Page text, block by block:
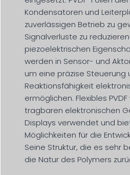
Kondensatoren und
zuverlässigen Betrieb zu
Signalverluste zu
piezoelektrischen
werden in Sensor- und
um eine präzise Steuerung
Reaktionsfähigkeit
ermöglichen. Flexibles
tragbaren elektronischen
Displays verwendet und
Möglichkeiten für die
Seine Struktur, die es sehr
die Natur des Polymers